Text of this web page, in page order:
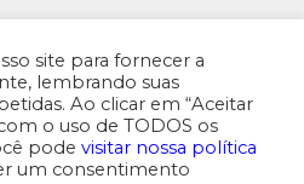
site para fornecer a
lembrando suas
Ao clicar em “Aceitar
o uso de TODOS os
pode visitar nossa política
um consentimento